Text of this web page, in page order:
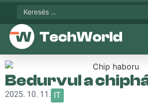
Bedurvul a
2025. 10. 11. IT